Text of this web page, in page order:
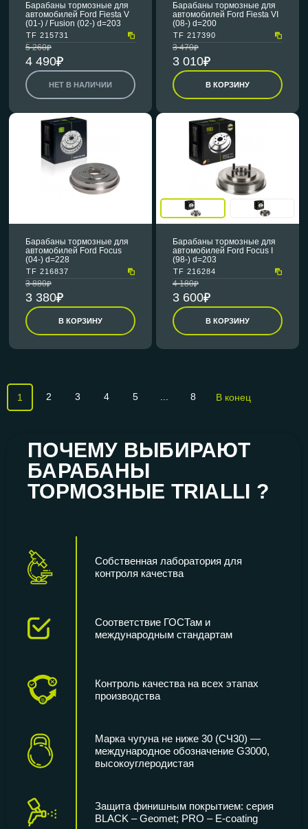
Барабаны тормозные для
автомобилей Ford Fiesta V
(01-) / Fusion (02-) d=203
TF 215731
5 260
4 490
НЕТ В НАЛИЧИИ
Барабаны тормозные для
автомобилей Ford Fiesta VI
(08-) d=200
TF 217390
3 470
3 010
В КОРЗИНУ
Барабаны тормозные для
автомобилей Ford Focus
(04-) d=228
TF 216837
3 880
3 380
В КОРЗИНУ
Барабаны тормозные для
автомобилей Ford Focus I
(98-) d=203
TF 216284
4 180
3 600
В КОРЗИНУ
1 2 3 4 5 ... 8 В конец
ПОЧЕМУ ВЫБИРАЮТ
БАРАБАНЫ
ТОРМОЗНЫЕ TRIALLI ?
Собственная лаборатория для
контроля качества
Соответствие ГОСТам и
международным стандартам
Контроль качества на всех этапах
производства
Марка чугуна не ниже 30 (СЧ30) —
международное обозначение G3000,
высокоуглеродистая
Защита финишным покрытием: серия
BLACK – Geomet; PRO – E-coating